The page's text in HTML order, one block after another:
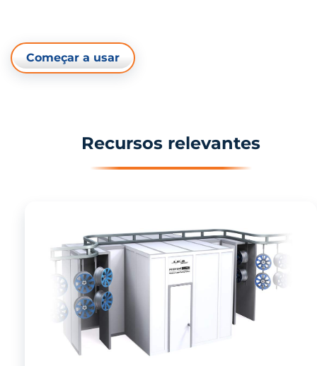
Começar a usar
Recursos relevantes